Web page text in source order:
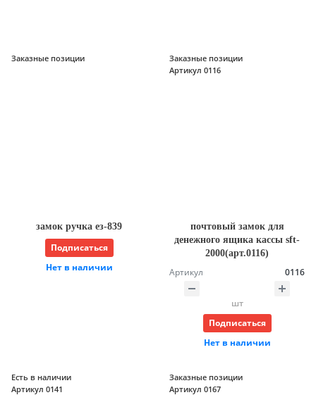
Заказные позиции
замок ручка ез-839
Подписаться
Нет в наличии
Заказные позиции
Артикул 0116
почтовый замок для
денежного ящика кассы sft-
2000(арт.0116)
Артикул 0116
шт
Подписаться
Нет в наличии
Есть в наличии
Артикул 0141
Заказные позиции
Артикул 0167